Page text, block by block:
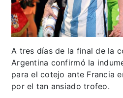
A tres días de la final de la
Argentina confirmó la
para el cotejo ante Francia
por el tan ansiado trofeo.